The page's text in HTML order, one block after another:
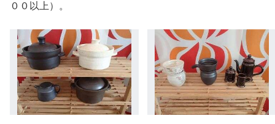
００以上）。